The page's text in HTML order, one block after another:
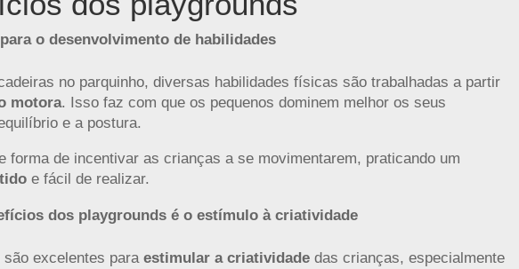
o desenvolvimento de habilidades
no parquinho, diversas habilidades físicas são trabalhadas a partir
motora. Isso faz com que os pequenos dominem melhor os seus
e a postura.
forma de incentivar as crianças a se movimentarem, praticando um
e fácil de realizar.
dos playgrounds é o estímulo à criatividade
excelentes para estimular a criatividade das crianças, especialmente